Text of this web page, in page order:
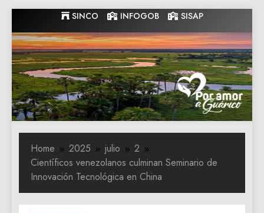
to
content
SINCO INFOGOB SISAP
Gobernacion
de Guarico
Gobernacion de Guarico
Home 2025 julio
2
Científicos venezolanos culminan Seminario de
Innovación Tecnológica en China